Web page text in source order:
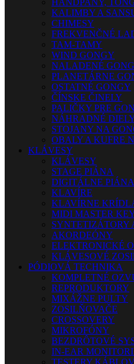
HANDPANY,
KALIMBY A
CHIMESY
FREKVENČNÉ
TAM-TAMY
WIND GONGY
NALADENÉ
PLANETÁRNE
OSTATNÉ GONGY
ČÍNSKE ČINELY
PALIČKY PRE
NÁHRADNÉ
STOJANY NA
OBALY A KUFRE
KLÁVESY
KLÁVESY
STAGE PIÁNA
DIGITÁLNE PIÁNA
KLAVÍRE
KLAVÍRNE
MIDI MASTER
SYNTETIZÁTORY
AKORDEÓNY
ELEKTRONICKÉ
KLÁVESOVÉ
PÓDIOVÁ TECHNIKA
KOMPLETNÉ
REPRODUKTORY
MIXÁŽNE PULTY
ZOSILŇOVAČE
CROSSOVERY
MIKROFÓNY
BEZDRÔTOVÉ
IN-EAR
TESTERY